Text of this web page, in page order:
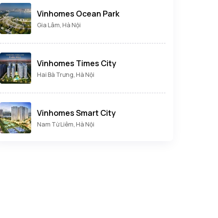
Vinhomes Ocean Park
Gia Lâm, Hà Nội
Vinhomes Times City
Hai Bà Trưng, Hà Nội
Vinhomes Smart City
Nam Từ Liêm, Hà Nội